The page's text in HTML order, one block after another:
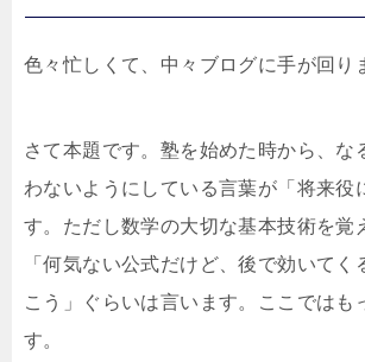
色々忙しくて、中々ブログに手が回り
さて本題です。塾を始めた時から、な
わないようにしている言葉が「将来役
す。ただし数学の大切な基本技術を覚
「何気ない公式だけど、後で効いてく
こう」ぐらいは言います。ここではも
す。